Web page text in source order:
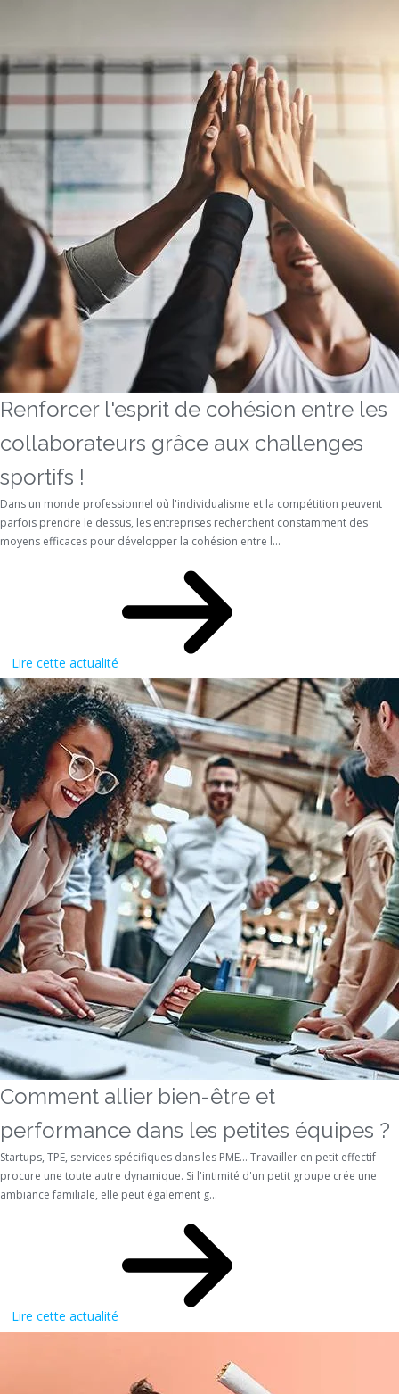
Renforcer l'esprit de cohésion entre les
collaborateurs grâce aux challenges
sportifs !
Dans un monde professionnel où l'individualisme et la compétition peuvent
parfois prendre le dessus, les entreprises recherchent constamment des
moyens efficaces pour développer la cohésion entre l...
Lire cette actualité
Comment allier bien-être et
performance dans les petites équipes ?
Startups, TPE, services spécifiques dans les PME… Travailler en petit effectif
procure une toute autre dynamique. Si l'intimité d'un petit groupe crée une
ambiance familiale, elle peut également g...
Lire cette actualité